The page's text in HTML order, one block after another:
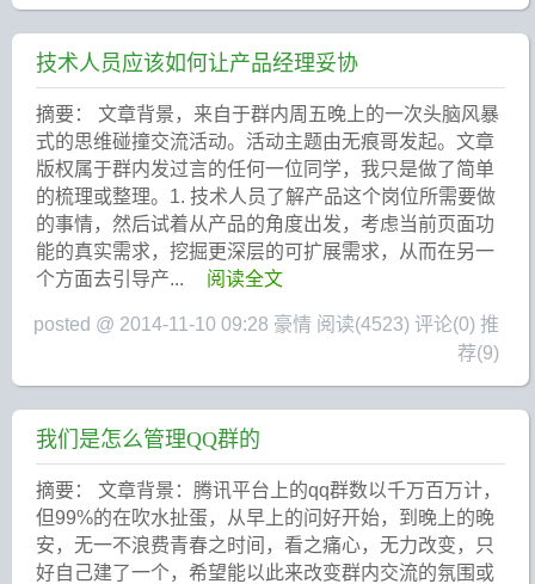
技术人员应该如何让产品经理妥协
摘要： 文章背景，来自于群内周五晚上的一次头脑风暴
式的思维碰撞交流活动。活动主题由无痕哥发起。文章
版权属于群内发过言的任何一位同学，我只是做了简单
的梳理或整理。1. 技术人员了解产品这个岗位所需要做
的事情，然后试着从产品的角度出发，考虑当前页面功
能的真实需求，挖掘更深层的可扩展需求，从而在另一
个方面去引导产...
阅读全文
posted @ 2014-11-10 09:28 豪情 阅读(4523) 评论(0) 推
荐(9)
我们是怎么管理QQ群的
摘要： 文章背景：腾讯平台上的qq群数以千万百万计，
但99%的在吹水扯蛋，从早上的问好开始，到晚上的晚
安，无一不浪费青春之时间，看之痛心，无力改变，只
好自己建了一个，希望能以此来改变群内交流的氛围或